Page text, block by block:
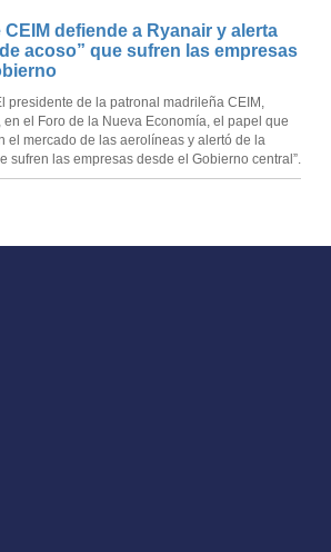
CEIM defiende a Ryanair y alerta
acoso” que sufren las empresas
presidente de la patronal madrileña CEIM,
el Foro de la Nueva Economía, el papel que
el mercado de las aerolíneas y alertó de la
sufren las empresas desde el Gobierno central”.